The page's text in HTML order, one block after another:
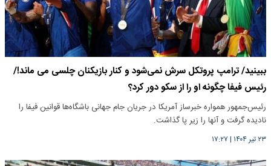
ببینید/ ترامپ پروتکل سرش نمی‌شود و کنار بازیکنان چلسی می ماند!/
رئیس فیفا چگونه او را از سکو دور کرد؟
رئیس‌جمهور همواره خبرساز آمریکا در جریان جام جهانی باشگاه‌ها قوانین فیفا را
نادیده گرفت و آنها را زیر پا گذاشت.
۲۳ تیر ۱۴۰۴ | ۱۷:۲۷